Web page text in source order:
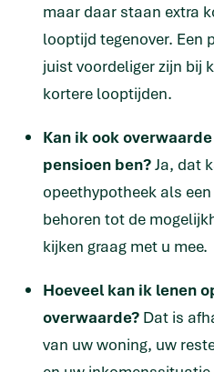
maar daar staan extra
looptijd tegenover. Een
juist voordeliger zijn bij
kortere looptijden.
Kan ik ook
pensioen ben?Ja, dat
opeethypotheek als
behoren tot de
kijken graag met u mee.
Hoeveel kan ik lenen
overwaarde? Dat is
van uw woning, uw